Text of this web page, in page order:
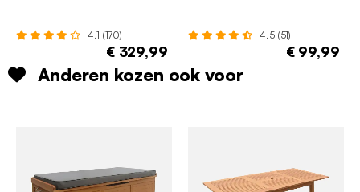
4.1 (170)
€ 329,99
4.5 (51)
€ 99,99
Anderen kozen ook voor